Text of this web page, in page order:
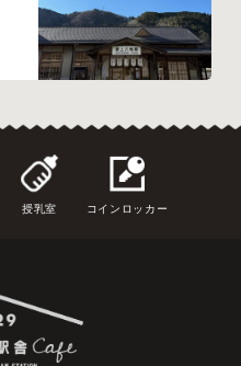
授乳室 コインロッカー